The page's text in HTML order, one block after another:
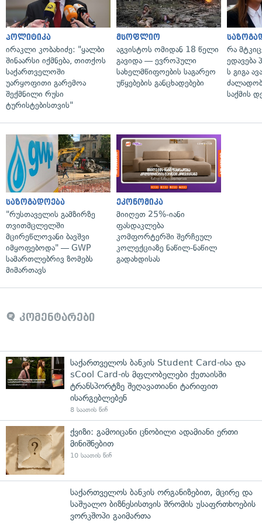
პოლიტიკა
ირაკლი კობახიძე: "ყალბი
შინაარსი იქმნება, თითქოს
საქართველოში
უარყოფითი გარემოა
შექმნილი რუსი
ტურისტებისთვის"
მსოფლიო
აგვისტოს ომიდან 18 წელი
გავიდა — ევროპული
სახელმწიფოების საგარეო
უწყებების განცხადებები
რა
ედავება
ს გიგა
საქმის
საზოგადოება
"რუსთაველის გამზირზე
თვითმცლელში
მცირეწლოვანი ბავშვი
იმყოფებოდა" — GWP
სამართლებრივ ზომებს
მიმართავს
ეკონომიკა
მიიღეთ 25%-იანი
ფასდაკლება
კომფორტერში შერჩეულ
კოლექციაზე ნაწილ-ნაწილ
გადახდისას
კომენტარები
საქართველოს ბანკის Student Card-ისა და
sCool Card-ის მფლობელები ქუთაისში
ტრანსპორტზე შეღავათიანი ტარიფით
ისარგებლებენ
8 საათის წინ
ქვიზი: გამოიცანი ცნობილი ადამიანი ერთი
მინიშნებით
10 საათის წინ
საქართველოს ბანკის ორგანიზებით, მცირე და
საშუალო ბიზნესისთვის შრომის უსაფრთხოების
ვორკშოპი გაიმართა